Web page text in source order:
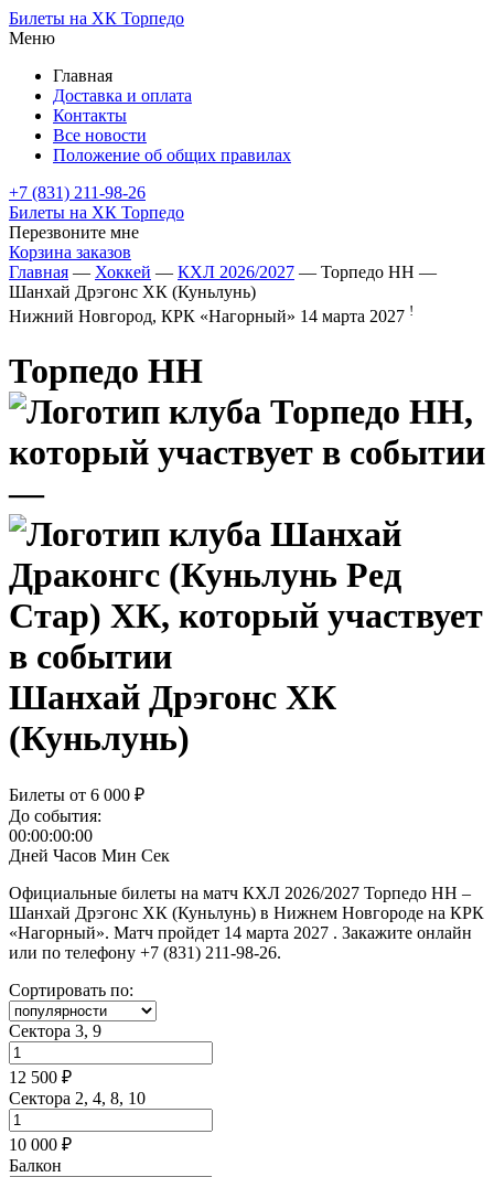
Билеты на ХК Торпедо
Меню
Главная
Доставка и оплата
Контакты
Все новости
Положение об общих правилах
+7 (831) 211-98-26
Билеты на ХК Торпедо
Перезвоните мне
Корзина заказов
Главная — Хоккей — КХЛ 2026/2027 — Торпедо НН —
Шанхай Дрэгонс ХК (Куньлунь)
Нижний Новгород, КРК «Нагорный» 14 марта 2027 !
Торпедо НН
—
Шанхай Дрэгонс ХК
(Куньлунь)
Билеты от 6 000 ₽
До события:
00:00:00:00
Дней Часов Мин Сек
Официальные билеты на матч КХЛ 2026/2027 Торпедо НН –
Шанхай Дрэгонс ХК (Куньлунь) в Нижнем Новгороде на КРК
«Нагорный». Матч пройдет 14 марта 2027 . Закажите онлайн
или по телефону +7 (831) 211-98-26.
Сортировать по:
Сектора 3, 9
12 500 ₽
Сектора 2, 4, 8, 10
10 000 ₽
Балкон